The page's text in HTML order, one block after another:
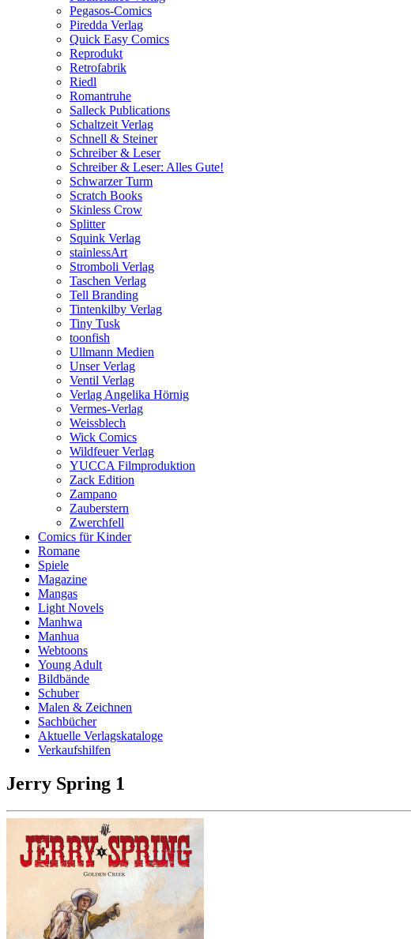
Pegasos-Comics
Piredda Verlag
Quick Easy Comics
Reprodukt
Retrofabrik
Riedl
Romantruhe
Salleck Publications
Schaltzeit Verlag
Schnell & Steiner
Schreiber & Leser
Schreiber & Leser: Alles Gute!
Schwarzer Turm
Scratch Books
Skinless Crow
Splitter
Squink Verlag
stainlessArt
Stromboli Verlag
Taschen Verlag
Tell Branding
Tintenkilby Verlag
Tiny Tusk
toonfish
Ullmann Medien
Unser Verlag
Ventil Verlag
Verlag Angelika Hörnig
Vermes-Verlag
Weissblech
Wick Comics
Wildfeuer Verlag
YUCCA Filmproduktion
Zack Edition
Zampano
Zauberstern
Zwerchfell
Comics für Kinder
Romane
Spiele
Magazine
Mangas
Light Novels
Manhwa
Manhua
Webtoons
Young Adult
Bildbände
Schuber
Malen & Zeichnen
Sachbücher
Aktuelle Verlagskataloge
Verkaufshilfen
Jerry Spring 1